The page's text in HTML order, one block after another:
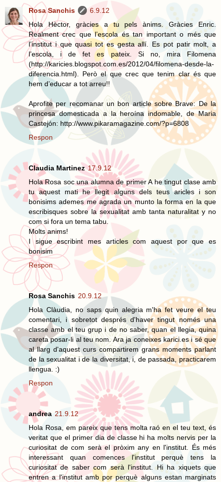
Rosa Sanchis
6.9.12
Hola Hèctor, gràcies a tu pels ànims. Gràcies Enric.
Realment crec que l’escola és tan important o més que
l’institut i que quasi tot es gesta allí. Es pot patir molt, a
l’escola, i de fet es pateix. Si no, mira Filomena
(http://karicies.blogspot.com.es/2012/04/filomena-desde-la-
diferencia.html). Però el que crec que tenim clar és que
hem d’educar a tot arreu!!
Aprofite per recomanar un bon article sobre Brave: De la
princesa domesticada a la heroína indomable, de Maria
Castejón: http://www.pikaramagazine.com/?p=6808
Respon
Claudia Martinez 17.9.12
Hola Rosa soc una alumna de primer A he tingut clase amb
tu aquest mati he llegit alguns dels teus aricles i son
bonisims ademes me agrada un munto la forma en la que
escribisques sobre la sexualitat amb tanta naturalitat y no
com si fora un tema tabu.
Molts anims!
I sigue escribint mes articles com aquest por que es
bonisim
Respon
Rosa Sanchis 20.9.12
Hola Clàudia, no saps quin alegria m'ha fet veure el teu
comentari, i sobretot després d'haver tingut només una
classe amb el teu grup i de no saber, quan el llegia, quina
careta posar-li al teu nom. Ara ja coneixes karici.es i sé que
al llarg d'aquest curs compartirem grans moments parlant
de la sexualitat i de la diversitat, i, de passada, practicarem
llengua. :)
Respon
andrea 21.9.12
Hola Rosa, em pareix que tens molta raó en el teu text, és
veritat que el primer dia de classe hi ha molts nervis per la
curiositat de com serà el pròxim any en l'institut. És més
interessant quan comences l'institut perquè tens la
curiositat de saber com serà l'institut. Hi ha xiquets que
entren a l'institut amb por perquè alguns estan marginats